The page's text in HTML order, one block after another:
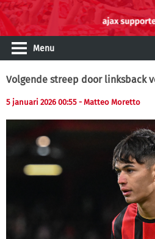
Menu
Volgende streep door linksback
5 januari 2026 00:55 - Matteo Moretto